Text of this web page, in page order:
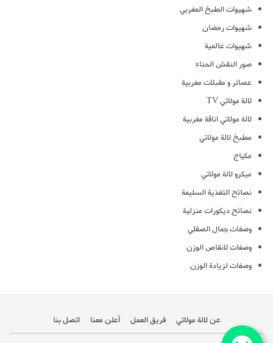
شهيوات الطبخ المغربي
شهيوات رمضان
شهيوات عالمية
صور النقش الحناء
عصائر و مقبلات مغربية
لالة مولاتي TV
لالة مولاتي اناقة مغربية
مطبخ لالة مولاتي
مكياج
ميكرو لالة مولاتي
نصائح التغذية السليمة
نصائح ديكورات منزلية
وصفات جمال الصقلي
وصفات لانقاص الوزن
وصفات لزيادة الوزن
عن لالة مولاتي فريق العمل أعلن معنا اتصل بنا